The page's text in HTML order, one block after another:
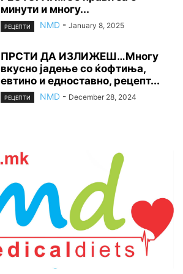
минути и многу...
РЕЦЕПТИ NMD - January 8, 2025
ПРСТИ ДА ИЗЛИЖЕШ…Многу
вкусно јадење со ќофтиња,
евтино и едноставно, рецепт...
РЕЦЕПТИ NMD - December 28, 2024